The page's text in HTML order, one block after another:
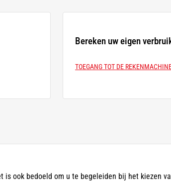
Bereken uw eigen
TOEGANG TOT DE
is ook bedoeld om u te begeleiden bij het kiezen